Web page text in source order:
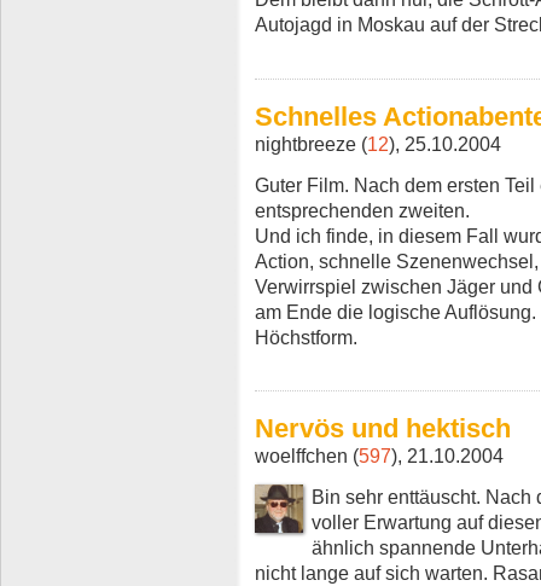
Autojagd in Moskau auf der
Schnelles
nightbreeze (12), 25.10.2004
Guter Film. Nach dem ersten
entsprechenden zweiten.
Und ich finde, in diesem Fall
Action, schnelle
Verwirrspiel zwischen Jäger und
am Ende die logische
Höchstform.
Nervös und hektisch
woelffchen (597), 21.10.2004
Bin sehr enttäuscht.
voller Erwartung auf
ähnlich spannende
nicht lange auf sich warten.